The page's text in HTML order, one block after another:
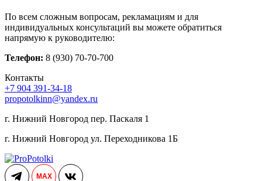
По всем сложным вопросам, рекламациям и для
индивидуальных консультаций вы можете обратиться
напрямую к руководителю:
Телефон: 8 (930) 70-70-700
Контакты
+7 904 391-34-18
propotolkinn@yandex.ru
г. Нижний Новгород пер. Паскаля 1
г. Нижний Новгород ул. Переходникова 1Б
MAX